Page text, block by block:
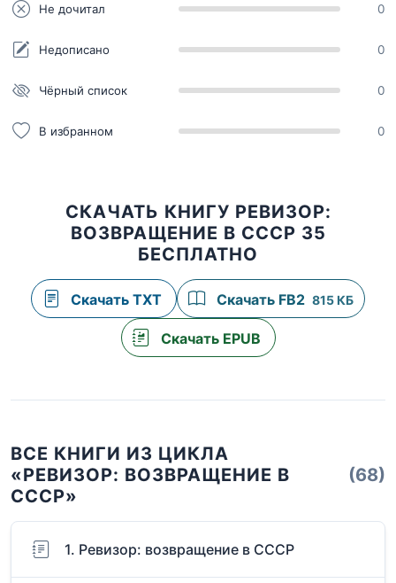
Не дочитал 0
Недописано 0
Чёрный список 0
В избранном 0
СКАЧАТЬ КНИГУ РЕВИЗОР:
ВОЗВРАЩЕНИЕ В СССР 35
БЕСПЛАТНО
Скачать TXT Скачать FB2 815 КБ
Скачать EPUB
ВСЕ КНИГИ ИЗ ЦИКЛА
«РЕВИЗОР: ВОЗВРАЩЕНИЕ В
СССР»
(68)
1. Ревизор: возвращение в СССР